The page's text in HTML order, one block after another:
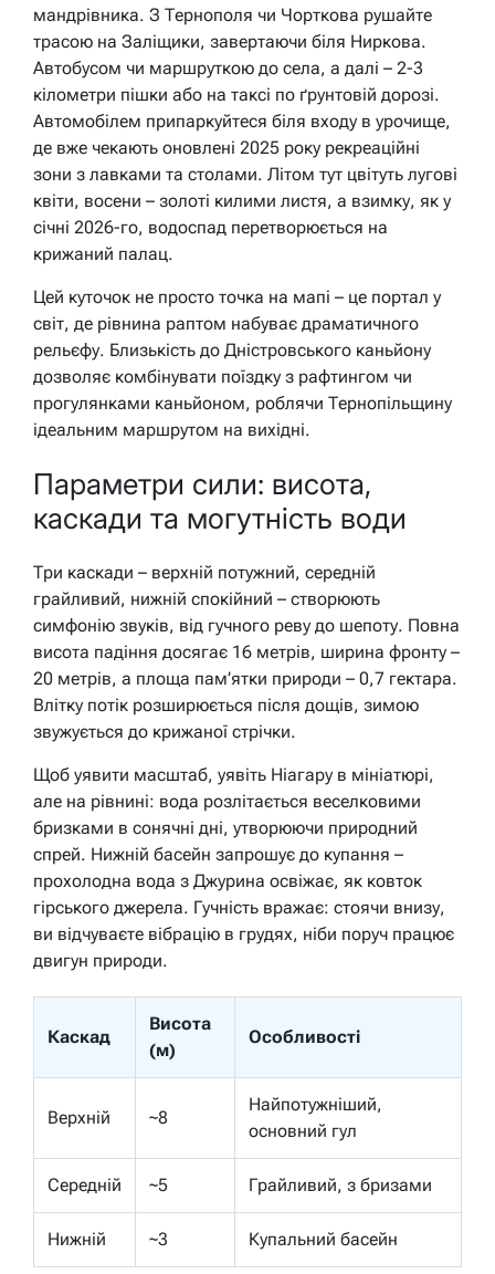
мандрівника. З Тернополя чи Чорткова рушайте
трасою на Заліщики, завертаючи біля Ниркова.
Автобусом чи маршруткою до села, а далі – 2-3
кілометри пішки або на таксі по ґрунтовій дорозі.
Автомобілем припаркуйтеся біля входу в урочище,
де вже чекають оновлені 2025 року рекреаційні
зони з лавками та столами. Літом тут цвітуть лугові
квіти, восени – золоті килими листя, а взимку, як у
січні 2026-го, водоспад перетворюється на
крижаний палац.
Цей куточок не просто точка на мапі – це портал у
світ, де рівнина раптом набуває драматичного
рельєфу. Близькість до Дністровського каньйону
дозволяє комбінувати поїздку з рафтингом чи
прогулянками каньйоном, роблячи Тернопільщину
ідеальним маршрутом на вихідні.
Параметри сили: висота,
каскади та могутність води
Три каскади – верхній потужний, середній
грайливий, нижній спокійний – створюють
симфонію звуків, від гучного реву до шепоту. Повна
висота падіння досягає 16 метрів, ширина фронту –
20 метрів, а площа пам’ятки природи – 0,7 гектара.
Влітку потік розширюється після дощів, зимою
звужується до крижаної стрічки.
Щоб уявити масштаб, уявіть Ніагару в мініатюрі,
але на рівнині: вода розлітається веселковими
бризками в сонячні дні, утворюючи природний
спрей. Нижній басейн запрошує до купання –
прохолодна вода з Джурина освіжає, як ковток
гірського джерела. Гучність вражає: стоячи внизу,
ви відчуваєте вібрацію в грудях, ніби поруч працює
двигун природи.
Каскад
Висота
(м)
Особливості
Верхній ~8
Найпотужніший,
основний гул
Середній ~5 Грайливий, з бризами
Нижній ~3 Купальний басейн